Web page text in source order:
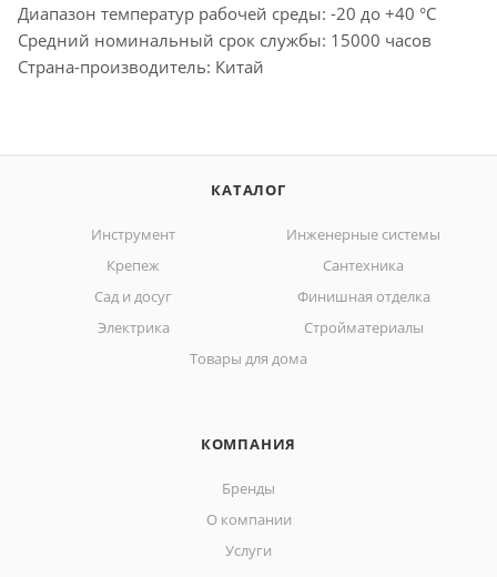
Диапазон температур рабочей среды: -20 до +40 °С
Средний номинальный срок службы: 15000 часов
Страна-производитель: Китай
КАТАЛОГ
Инструмент
Инженерные системы
Крепеж
Сантехника
Сад и досуг
Финишная отделка
Электрика
Стройматериалы
Товары для дома
КОМПАНИЯ
Бренды
О компании
Услуги